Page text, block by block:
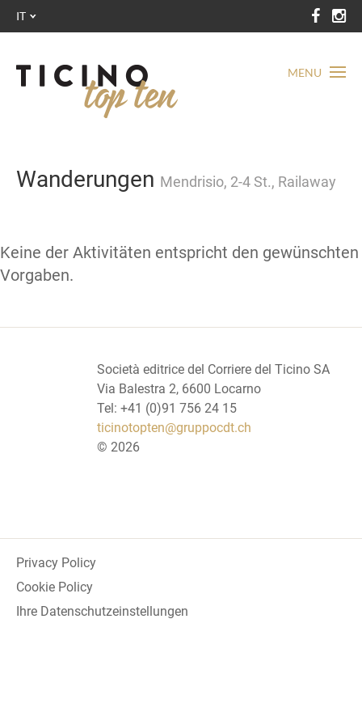
MENU
IT
Wanderungen Mendrisio, 2-4 St., Railaway
Keine der Aktivitäten entspricht den gewünschten
Vorgaben.
Società editrice del Corriere del Ticino SA
Via Balestra 2, 6600 Locarno
Tel: +41 (0)91 756 24 15
ticinotopten@gruppocdt.ch
© 2026
Privacy Policy
Cookie Policy
Ihre Datenschutzeinstellungen